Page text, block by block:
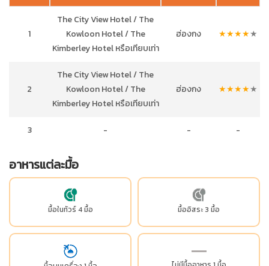
1
The City View Hotel / The
Kowloon Hotel / The
Kimberley Hotel หรือเทียบเท่า
ฮ่องกง ★★★★★
2
The City View Hotel / The
Kowloon Hotel / The
Kimberley Hotel หรือเทียบเท่า
ฮ่องกง ★★★★★
3 - - -
อาหารแต่ละมื้อ
มื้อในทัวร์ 4 มื้อ มื้ออิสระ 3 มื้อ